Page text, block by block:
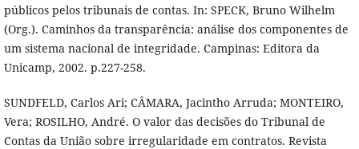
públicos pelos tribunais de contas. In: SPECK, Bruno Wilhelm
(Org.). Caminhos da transparência: análise dos componentes de
um sistema nacional de integridade. Campinas: Editora da
Unicamp, 2002. p.227-258.
SUNDFELD, Carlos Ari; CÂMARA, Jacintho Arruda; MONTEIRO,
Vera; ROSILHO, André. O valor das decisões do Tribunal de
Contas da União sobre irregularidade em contratos. Revista